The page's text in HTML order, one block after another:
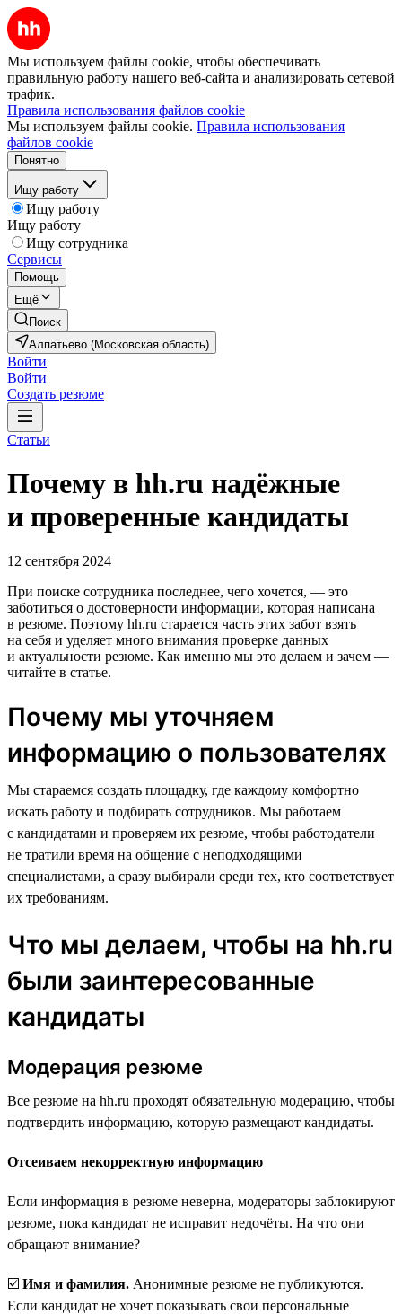
Мы используем файлы cookie, чтобы обеспечивать
правильную работу нашего веб-сайта и анализировать сетевой
трафик.
Правила использования файлов cookie
Мы используем файлы cookie. Правила использования
файлов cookie
Понятно
Ищу работу
Ищу работу
Ищу работу
Ищу сотрудника
Сервисы
Помощь
Ещё
Поиск
Алпатьево (Московская область)
Войти
Войти
Создать резюме
Статьи
Почему в hh.ru надёжные
и проверенные кандидаты
12 сентября 2024
При поиске сотрудника последнее, чего хочется, — это
заботиться о достоверности информации, которая написана
в резюме. Поэтому hh.ru старается часть этих забот взять
на себя и уделяет много внимания проверке данных
и актуальности резюме. Как именно мы это делаем и зачем —
читайте в статье.
Почему мы уточняем
информацию о пользователях
Мы стараемся создать площадку, где каждому комфортно
искать работу и подбирать сотрудников. Мы работаем
с кандидатами и проверяем их резюме, чтобы работодатели
не тратили время на общение с неподходящими
специалистами, а сразу выбирали среди тех, кто соответствует
их требованиям.
Что мы делаем, чтобы на hh.ru
были заинтересованные
кандидаты
Модерация резюме
Все резюме на hh.ru проходят обязательную модерацию, чтобы
подтвердить информацию, которую размещают кандидаты.
Отсеиваем некорректную информацию
Если информация в резюме неверна, модераторы заблокируют
резюме, пока кандидат не исправит недочёты. На что они
обращают внимание?
☑️ Имя и фамилия. Анонимные резюме не публикуются.
Если кандидат не хочет показывать свои персональные